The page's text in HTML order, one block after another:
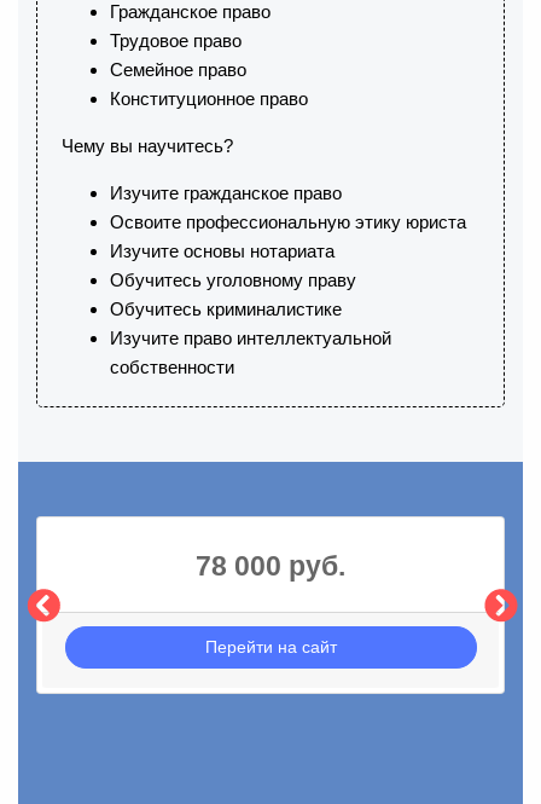
Гражданское право
Трудовое право
Семейное право
Конституционное право
Чему вы научитесь?
Изучите гражданское право
Освоите профессиональную этику юриста
Изучите основы нотариата
Обучитесь уголовному праву
Обучитесь криминалистике
Изучите право интеллектуальной
собственности
78 000 руб.
Перейти на сайт